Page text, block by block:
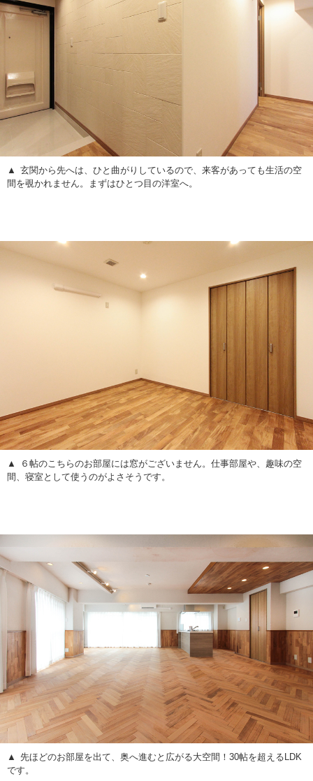
玄関から先へは、ひと曲がりしているので、来客があっても生活の空
間を覗かれません。まずはひとつ目の洋室へ。
６帖のこちらのお部屋には窓がございません。仕事部屋や、趣味の空
間、寝室として使うのがよさそうです。
先ほどのお部屋を出て、奥へ進むと広がる大空間！30帖を超えるLDK
です。